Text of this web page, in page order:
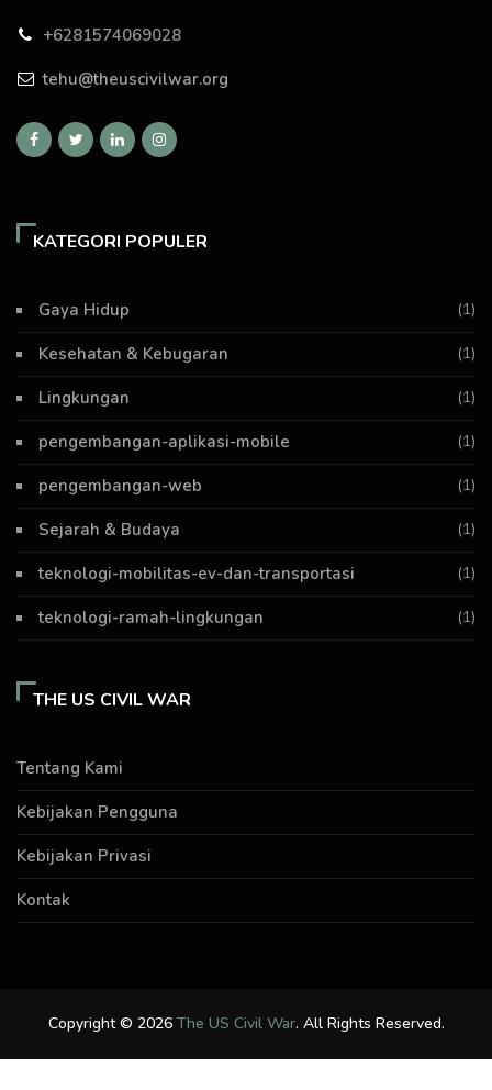
+6281574069028
tehu@theuscivilwar.org
KATEGORI POPULER
Gaya Hidup (1)
Kesehatan & Kebugaran (1)
Lingkungan (1)
pengembangan-aplikasi-mobile (1)
pengembangan-web (1)
Sejarah & Budaya (1)
teknologi-mobilitas-ev-dan-transportasi (1)
teknologi-ramah-lingkungan (1)
THE US CIVIL WAR
Tentang Kami
Kebijakan Pengguna
Kebijakan Privasi
Kontak
Copyright © 2026 The US Civil War. All Rights Reserved.